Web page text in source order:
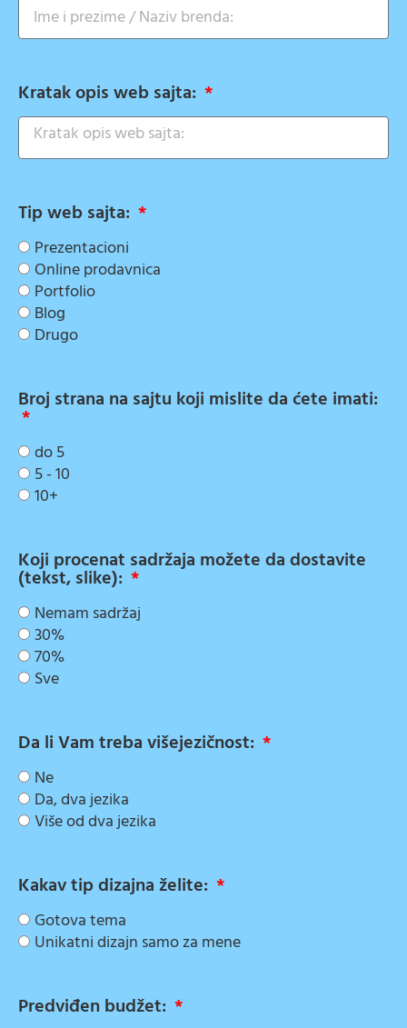
Kratak opis web sajta:
Tip web sajta:
Prezentacioni
Online prodavnica
Portfolio
Blog
Drugo
Broj strana na sajtu koji mislite da ćete imati:
do 5
5 - 10
10+
Koji procenat sadržaja možete da dostavite
(tekst, slike):
Nemam sadržaj
30%
70%
Sve
Da li Vam treba višejezičnost:
Ne
Da, dva jezika
Više od dva jezika
Kakav tip dizajna želite:
Gotova tema
Unikatni dizajn samo za mene
Predviđen budžet: